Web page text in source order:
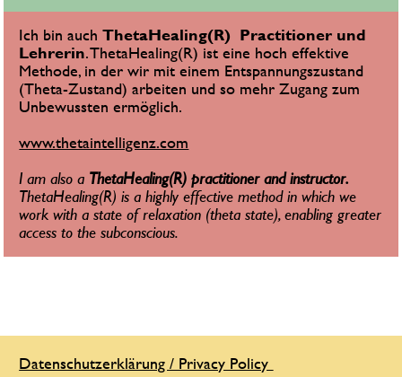
Ich bin auch ThetaHealing(R)  Practitioner und
Lehrerin. ThetaHealing(R) ist eine hoch effektive
Methode, in der wir mit einem Entspannungszustand
(Theta-Zustand) arbeiten und so mehr Zugang zum
Unbewussten ermöglich.
www.thetaintelligenz.com
I am also a
ThetaHealing(R) is a highly effective method in which we
work with a state of relaxation (theta state), enabling greater
access to the subconscious.
Datenschutzerklärung / Privacy Policy